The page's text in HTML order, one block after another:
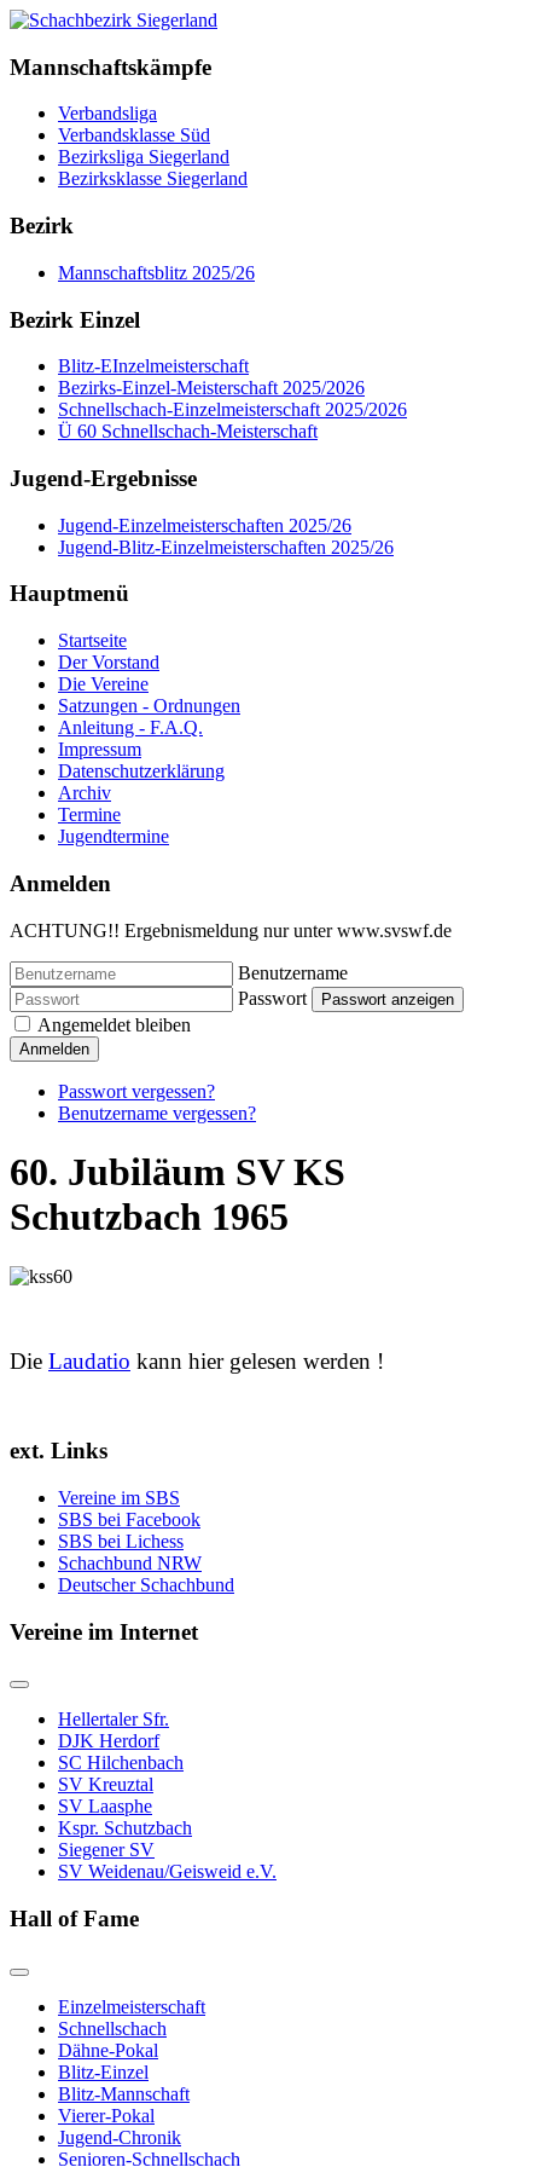
Mannschaftskämpfe
Verbandsliga
Verbandsklasse Süd
Bezirksliga Siegerland
Bezirksklasse Siegerland
Bezirk
Mannschaftsblitz 2025/26
Bezirk Einzel
Blitz-EInzelmeisterschaft
Bezirks-Einzel-Meisterschaft 2025/2026
Schnellschach-Einzelmeisterschaft 2025/2026
Ü 60 Schnellschach-Meisterschaft
Jugend-Ergebnisse
Jugend-Einzelmeisterschaften 2025/26
Jugend-Blitz-Einzelmeisterschaften 2025/26
Hauptmenü
Startseite
Der Vorstand
Die Vereine
Satzungen - Ordnungen
Anleitung - F.A.Q.
Impressum
Datenschutzerklärung
Archiv
Termine
Jugendtermine
Anmelden
ACHTUNG!! Ergebnismeldung nur unter www.svswf.de
Benutzername
Passwort
Passwort anzeigen
Angemeldet bleiben
Anmelden
Passwort vergessen?
Benutzername vergessen?
60. Jubiläum SV KS
Schutzbach 1965
Die Laudatio kann hier gelesen werden !
ext. Links
Vereine im SBS
SBS bei Facebook
SBS bei Lichess
Schachbund NRW
Deutscher Schachbund
Vereine im Internet
Hellertaler Sfr.
DJK Herdorf
SC Hilchenbach
SV Kreuztal
SV Laasphe
Kspr. Schutzbach
Siegener SV
SV Weidenau/Geisweid e.V.
Hall of Fame
Einzelmeisterschaft
Schnellschach
Dähne-Pokal
Blitz-Einzel
Blitz-Mannschaft
Vierer-Pokal
Jugend-Chronik
Senioren-Schnellschach